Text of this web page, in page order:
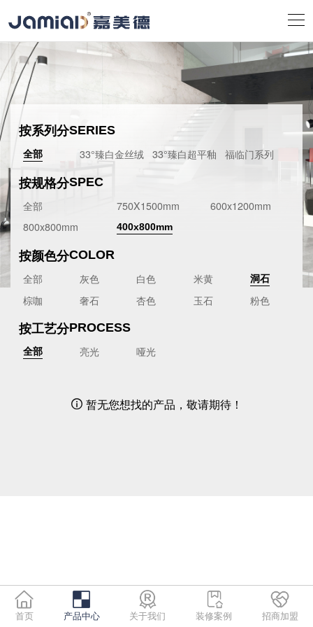
按系列分SERIES
全部 33°臻白金丝绒 33°臻白超平釉 福临门系列
按规格分SPEC
全部
750X1500mm
600x1200mm
800x800mm
400x800mm
按颜色分COLOR
全部
灰色 白色 米黄 洞石
棕咖 奢石 杏色 玉石 粉色
按工艺分PROCESS
全部 亮光 哑光
 暂无您想找的产品，敬请期待！
首页 产品中心 关于我们 装修案例 招商加盟